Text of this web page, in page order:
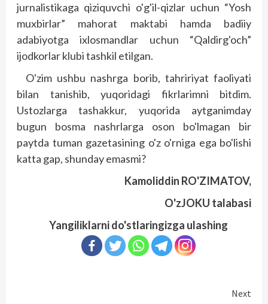
jurnalistikaga qiziquvchi o'g'il-qizlar uchun “Yosh
muxbirlar” mahorat maktabi hamda badiiy
adabiyotga ixlosmandlar uchun “Qaldirg'och”
ijodkorlar klubi tashkil etilgan.
O'zim ushbu nashrga borib, tahririyat faoliyati
bilan tanishib, yuqoridagi fikrlarimni bitdim.
Ustozlarga tashakkur, yuqorida aytganimday
bugun bosma nashrlarga oson bo'lmagan bir
paytda tuman gazetasining o'z o'rniga ega bo'lishi
katta gap, shunday emasmi?
Kamoliddin RO'ZIMATOV,
O'zJOKU talabasi
Yangiliklarni do'stlaringizga ulashing
Next